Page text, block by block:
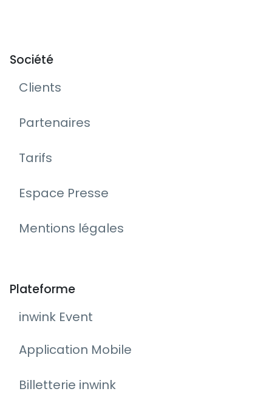
Société
Clients
Partenaires
Tarifs
Espace Presse
Mentions légales
Plateforme
inwink Event
Application Mobile
Billetterie inwink